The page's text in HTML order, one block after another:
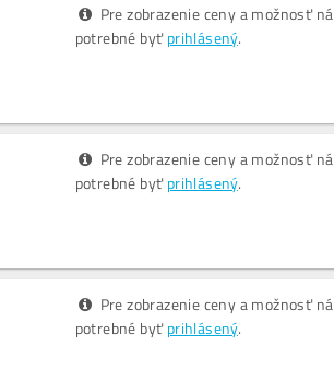
Pre zobrazenie ceny a možnosť
potrebné byťprihlásený.
Pre zobrazenie ceny a možnosť
potrebné byťprihlásený.
Pre zobrazenie ceny a možnosť
potrebné byťprihlásený.